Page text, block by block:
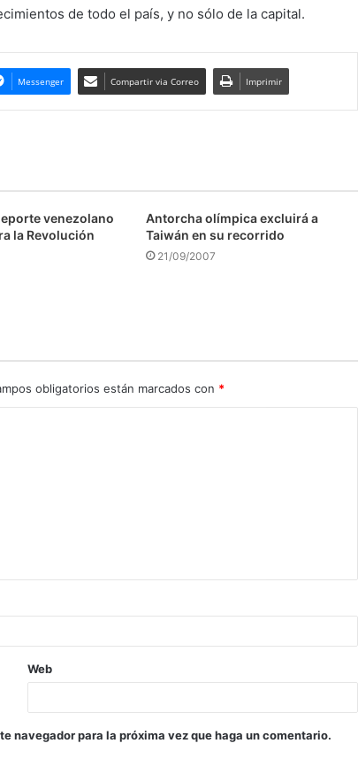
de todo el país, y no sólo de la capital.
Messenger Compartir via Correo Imprimir
venezolano
la Revolución
Antorcha olímpica excluirá a
Taiwán en su recorrido
21/09/2007
obligatorios están marcados con *
Web
navegador para la próxima vez que haga un comentario.